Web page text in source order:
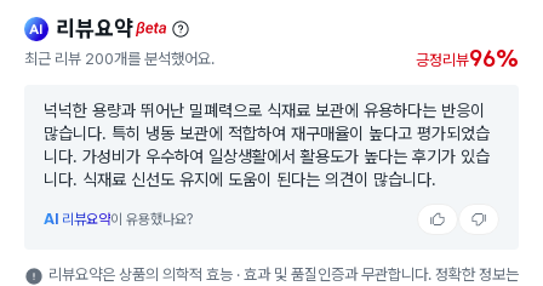
ai 리뷰요약beta
최근 리뷰 200개를 분석했어요. 긍정리뷰96%
넉넉한 용량과 뛰어난 밀폐력으로 식재료 보관에 유용하다는 반응이
많습니다. 특히 냉동 보관에 적합하여 재구매율이 높다고 평가되었습
니다. 가성비가 우수하여 일상생활에서 활용도가 높다는 후기가 있습
니다. 식재료 신선도 유지에 도움이 된다는 의견이 많습니다.
AI 리뷰요약이 유용했나요?
리뷰요약은 상품의 의학적 효능 · 효과 및 품질인증과 무관합니다. 정확한 정보는